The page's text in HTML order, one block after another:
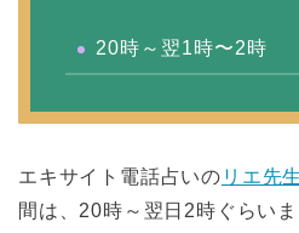
20時～翌1時〜2時
エキサイト電話占いの リエ先
間は、20時～翌日2時ぐらいま